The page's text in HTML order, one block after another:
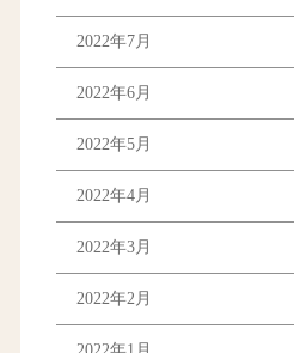
2022年7月
2022年6月
2022年5月
2022年4月
2022年3月
2022年2月